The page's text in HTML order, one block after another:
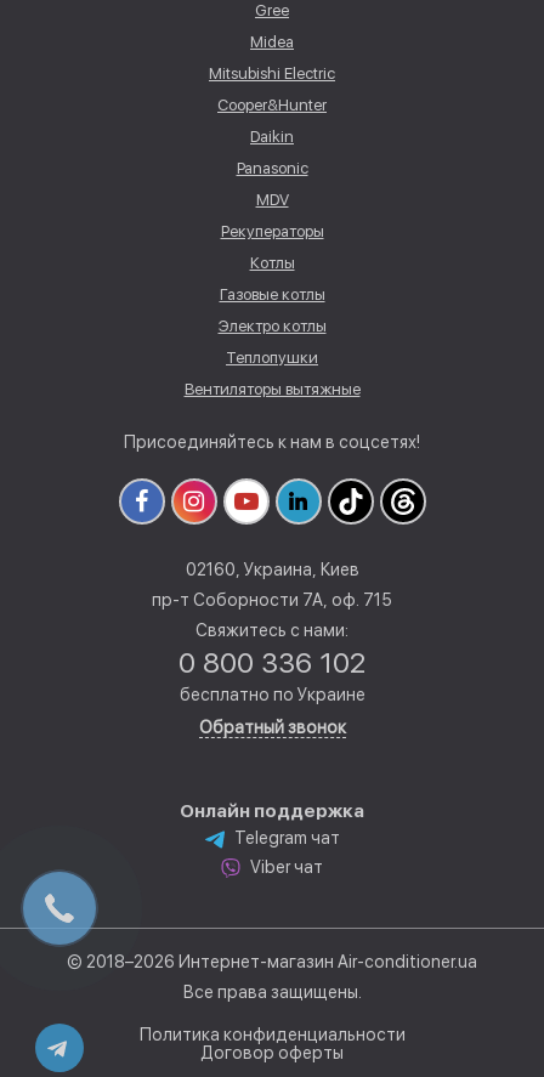
Gree
Midea
Mitsubishi Electric
Cooper&Hunter
Daikin
Panasonic
MDV
Рекуператоры
Котлы
Газовые котлы
Электро котлы
Теплопушки
Вентиляторы вытяжные
Присоединяйтесь к нам в соцсетях!
02160, Украина, Киев
пр-т Соборности 7А, оф. 715
Свяжитесь с нами:
0 800 336 102
бесплатно по Украине
Обратный звонок
Онлайн поддержка
Telegram чат
Viber чат
© 2018–2026 Интернет-магазин Air-conditioner.ua
Все права защищены.
Политика конфиденциальности
Договор оферты